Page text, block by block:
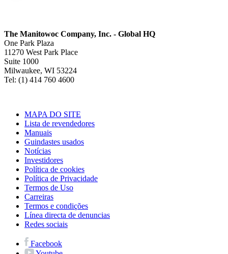
The Manitowoc Company, Inc. - Global HQ
One Park Plaza
11270 West Park Place
Suite 1000
Milwaukee, WI 53224
Tel: (1) 414 760 4600
MAPA DO SITE
Lista de revendedores
Manuais
Guindastes usados
Notícias
Investidores
Política de cookies
Política de Privacidade
Termos de Uso
Carreiras
Termos e condições
Línea directa de denuncias
Redes sociais
Facebook